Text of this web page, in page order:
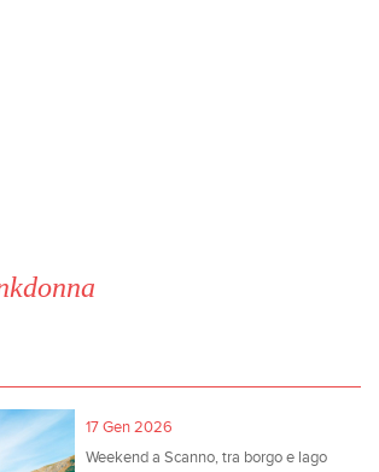
17 Gen 2026
Weekend a Scanno, tra borgo e lago